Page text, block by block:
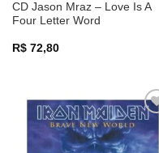
CD Jason Mraz – Love Is A
Four Letter Word
R$72,80
a lista de
desejos